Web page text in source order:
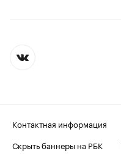
Контактная информация
Скрыть баннеры на РБК